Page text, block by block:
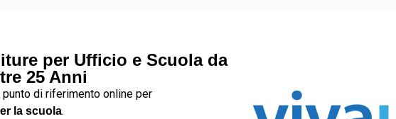
per Ufficio e Scuola da
25 Anni
di riferimento online per
la scuola.